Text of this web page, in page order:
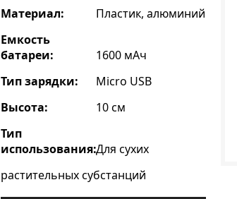
Материал:
Пластик, алюминий
Емкость
батареи:
1600 мАч
Тип зарядки:
Micro USB
Высота:
10 см
Тип
использования:Для сухих
растительных субстанций